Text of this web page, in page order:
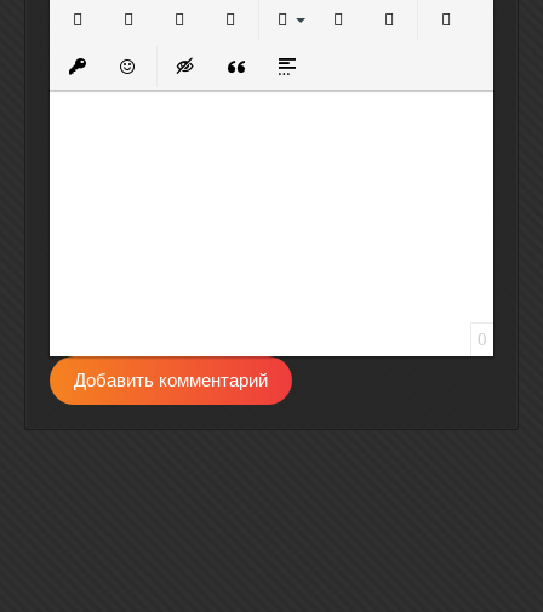
Вставить защищенную ссылку
Вставить смайлик
Вставка скрытого текста
Вставка цитаты
Вставка спойлера
0
Добавить комментарий